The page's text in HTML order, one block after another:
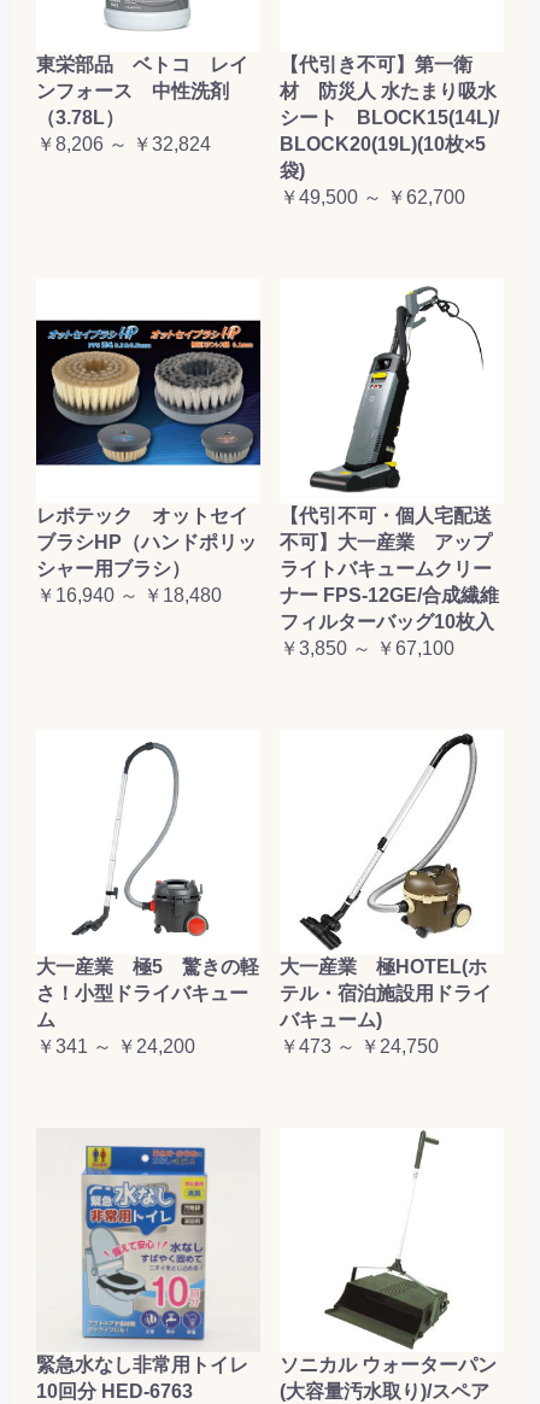
東栄部品 ベトコ レイ
ンフォース 中性洗剤
（3.78L）
￥8,206 ～ ￥32,824
【代引き不可】第一衛
材 防災人 水たまり吸水
シート BLOCK15(14L)/
BLOCK20(19L)(10枚×5
袋)
￥49,500 ～ ￥62,700
レボテック オットセイ
ブラシHP（ハンドポリッ
シャー用ブラシ）
￥16,940 ～ ￥18,480
【代引不可・個人宅配送
不可】大一産業 アップ
ライトバキュームクリー
ナー FPS-12GE/合成繊維
フィルターバッグ10枚入
￥3,850 ～ ￥67,100
大一産業 極5 驚きの軽
さ！小型ドライバキュー
ム
￥341 ～ ￥24,200
大一産業 極HOTEL(ホ
テル・宿泊施設用ドライ
バキューム)
￥473 ～ ￥24,750
緊急水なし非常用トイレ
10回分 HED-6763
ソニカル ウォーターパン
(大容量汚水取り)/スペア